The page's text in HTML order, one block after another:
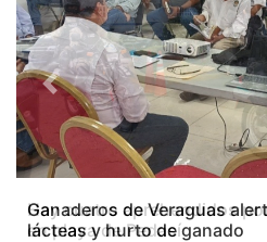
Ganaderos de Veraguas
lácteas y hurto de ganado
Previous